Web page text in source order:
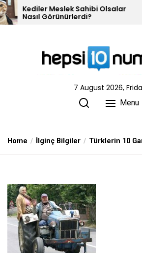
Skip
to
Sahibi Olsalar
10
7 August 2026,
Menu
Home İlginç Bilgiler Türklerin 10